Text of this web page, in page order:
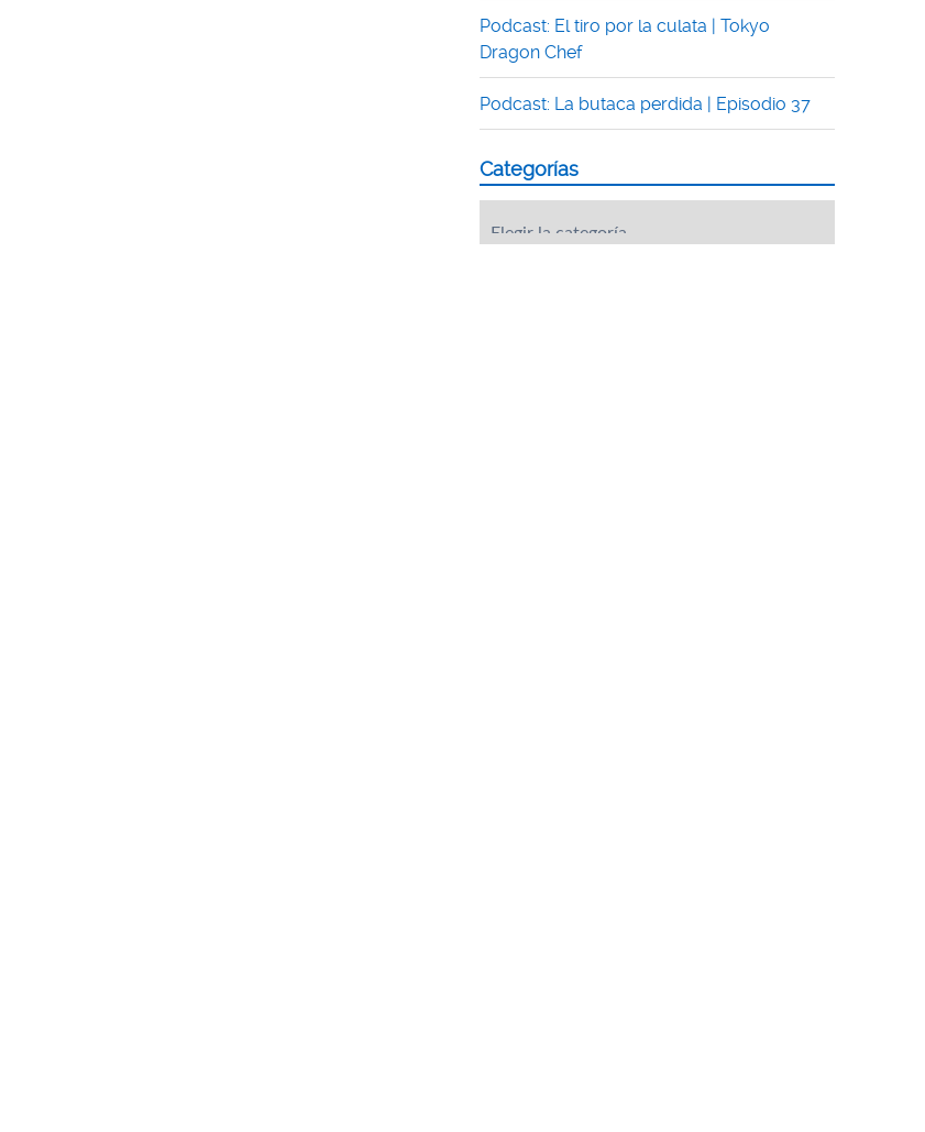
Podcast: El tiro por la culata | Tokyo
Dragon Chef
Podcast: La butaca perdida | Episodio 37
Categorías